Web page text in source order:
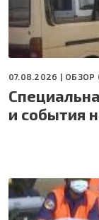
07.08.2026 | ОБЗОР
и события